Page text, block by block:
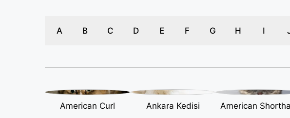
A B C D E F G H I
American Curl Ankara Kedisi American